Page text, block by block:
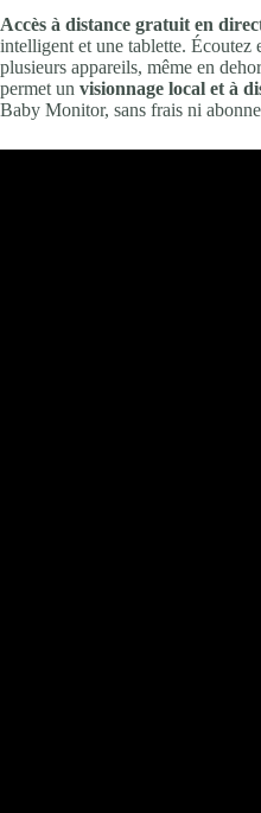
Accès à distance gratuit en
intelligent et une tablette. Écoutez
plusieurs appareils, même en
permet un visionnage local et à
Baby Monitor, sans frais ni